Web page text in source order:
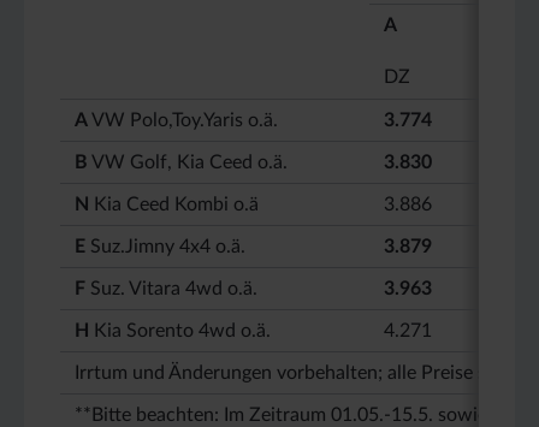
A
DZ
A VW Polo,Toy.Yaris o.ä. 3.774
B VW Golf, Kia Ceed o.ä. 3.830
N Kia Ceed Kombi o.ä 3.886
E Suz.Jimny 4x4 o.ä. 3.879
F Suz. Vitara 4wd o.ä. 3.963
H Kia Sorento 4wd o.ä. 4.271
Irrtum und Änderungen vorbehalten; alle Preise sind
**Bitte beachten: Im Zeitraum 01.05.-15.5. sowie